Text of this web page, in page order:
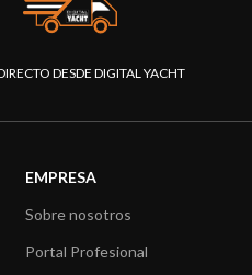
DESDE DIGITAL YACHT
EMPRESA
Sobre nosotros
Portal Profesional